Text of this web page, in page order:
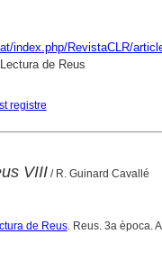
index.php/RevistaCLR/
de Reus
registre
VIII / R. Guinard Cavallé
de Reus. Reus. 3a època.